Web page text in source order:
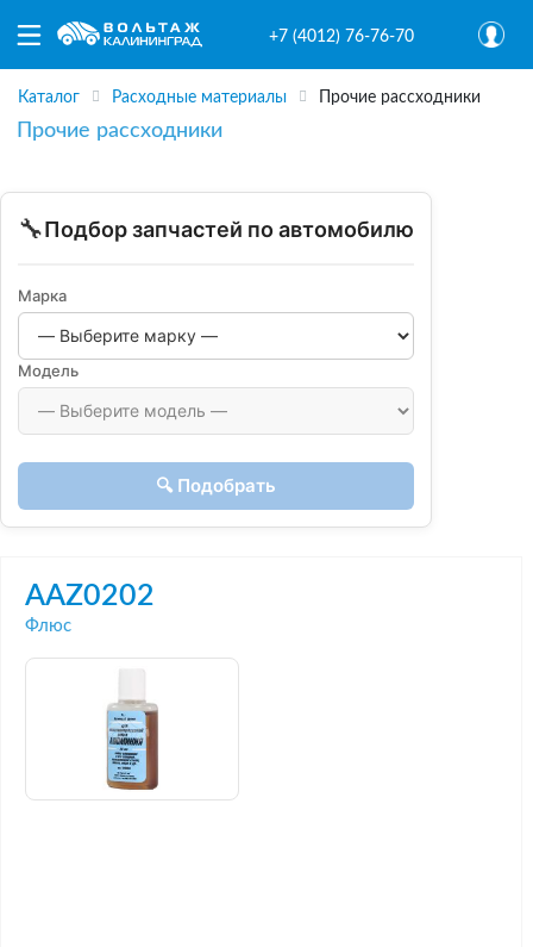
+7 (4012) 76-76-70
Каталог Расходные материалы Прочие рассходники
Прочие рассходники
🔧Подбор запчастей по автомобилю
Марка
Модель
🔍 Подобрать
AAZ0202
Флюс